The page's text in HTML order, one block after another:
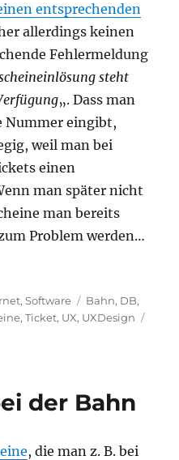
entsprechenden
allerdings keinen
Fehlermeldung
steht
„. Dass man
Nummer eingibt,
weil man bei
einen
man später nicht
man bereits
Problem werden…
,Software Schlagwörter
Bahn, DB,
,Ticket, UX, UXDesign
der Bahn
, die man z. B. bei